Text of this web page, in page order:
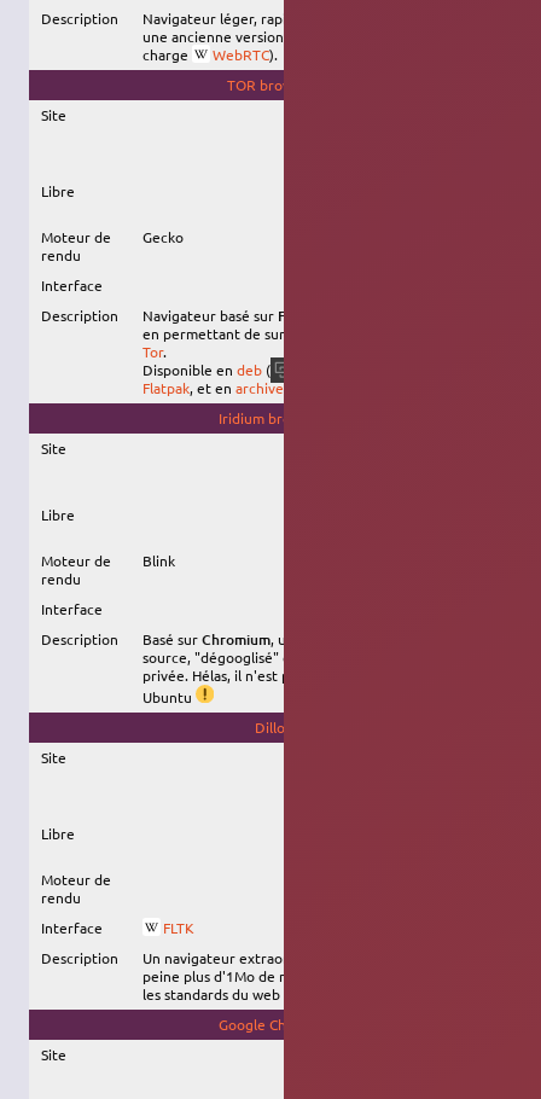
Description
Navigateur léger, rapide et personnalisable, basé sur
une ancienne version de
charge
WebRTC).
TOR browser
Site
Libre
Moteur de
rendu
Gecko
Interface
Description
Navigateur basé sur Firefox
en permettant de surfer
Tor.
Disponible endeb (
Flatpak, et enarchive isolée
Iridium browser
Site
Libre
Moteur de
rendu
Blink
Interface
Description
Basé surChromium, un navigateur stable et open-
source, "dégooglisé" et sans intrusion dans votre vie
privée. Hélas, il n'est pas disponible en français pour
Ubuntu
Dillo
Site
Libre
Moteur de
rendu
Interface
FLTK
Description
Un navigateur extraordinairement léger (utilise à
peine plus d'1Mo de mémoire RAM !), mais utilisant
les standards du web des années 2000.
Google Chrome
Site